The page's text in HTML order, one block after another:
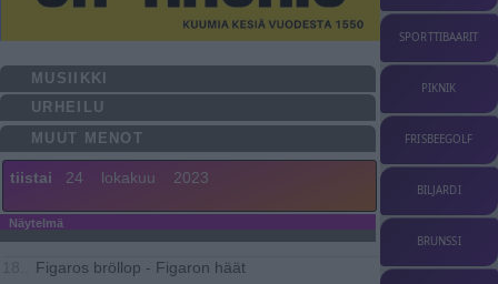
MUSIIKKI
URHEILU
MUUT MENOT
tiistai 24 lokakuu 2023
Näytelmä
Figaros bröllop - Figaron häät
SPORTTIBAARIT
PIKNIK
FRISBEEGOLF
BILJARDI
BRUNSSI